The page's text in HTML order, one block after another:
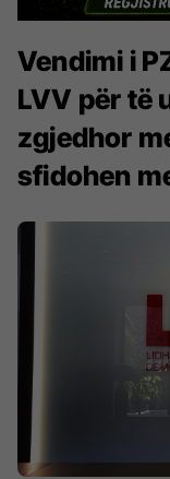
Vendimi i
LVV për të
zgjedhor
sfidohen